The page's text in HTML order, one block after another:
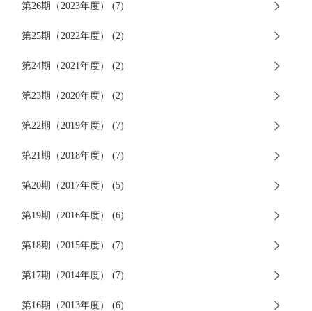
第26期（2023年度） (7)
第25期（2022年度） (2)
第24期（2021年度） (2)
第23期（2020年度） (2)
第22期（2019年度） (7)
第21期（2018年度） (7)
第20期（2017年度） (5)
第19期（2016年度） (6)
第18期（2015年度） (7)
第17期（2014年度） (7)
第16期（2013年度） (6)